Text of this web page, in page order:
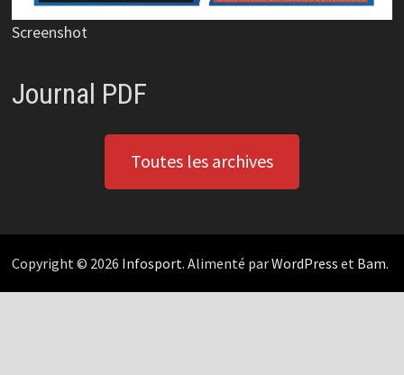
Screenshot
Journal PDF
Toutes les archives
Copyright © 2026 Infosport. Alimenté parWordPress et Bam.